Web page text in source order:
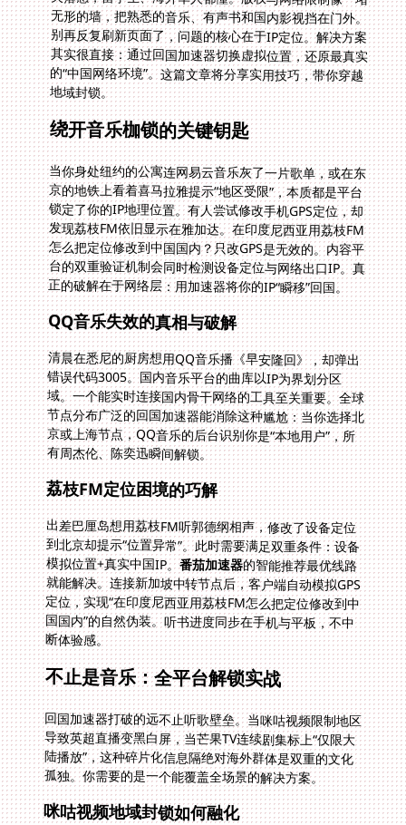
地域封锁。
绕开音乐枷锁的关键钥匙
当你身处纽约的公寓连网易云音乐灰了一片歌单，或在东
京的地铁上看着喜马拉雅提示“地区受限”，本质都是平台
锁定了你的IP地理位置。有人尝试修改手机GPS定位，却
发现荔枝FM依旧显示在雅加达。在印度尼西亚用荔枝FM
怎么把定位修改到中国国内？只改GPS是无效的。内容平
台的双重验证机制会同时检测设备定位与网络出口IP。真
正的破解在于网络层：用加速器将你的IP“瞬移”回国。
QQ音乐失效的真相与破解
清晨在悉尼的厨房想用QQ音乐播《早安隆回》，却弹出
错误代码3005。国内音乐平台的曲库以IP为界划分区
域。一个能实时连接国内骨干网络的工具至关重要。全球
节点分布广泛的回国加速器能消除这种尴尬：当你选择北
京或上海节点，QQ音乐的后台识别你是“本地用户”，所
有周杰伦、陈奕迅瞬间解锁。
荔枝FM定位困境的巧解
出差巴厘岛想用荔枝FM听郭德纲相声，修改了设备定位
到北京却提示“位置异常”。此时需要满足双重条件：设备
模拟位置+真实中国IP。番茄加速器的智能推荐最优线路
就能解决。连接新加坡中转节点后，客户端自动模拟GPS
定位，实现“在印度尼西亚用荔枝FM怎么把定位修改到中
国国内”的自然伪装。听书进度同步在手机与平板，不中
断体验感。
不止是音乐：全平台解锁实战
回国加速器打破的远不止听歌壁垒。当咪咕视频限制地区
导致英超直播变黑白屏，当芒果TV连续剧集标上“仅限大
陆播放”，这种碎片化信息隔绝对海外群体是双重的文化
孤独。你需要的是一个能覆盖全场景的解决方案。
咪咕视频地域封锁如何融化